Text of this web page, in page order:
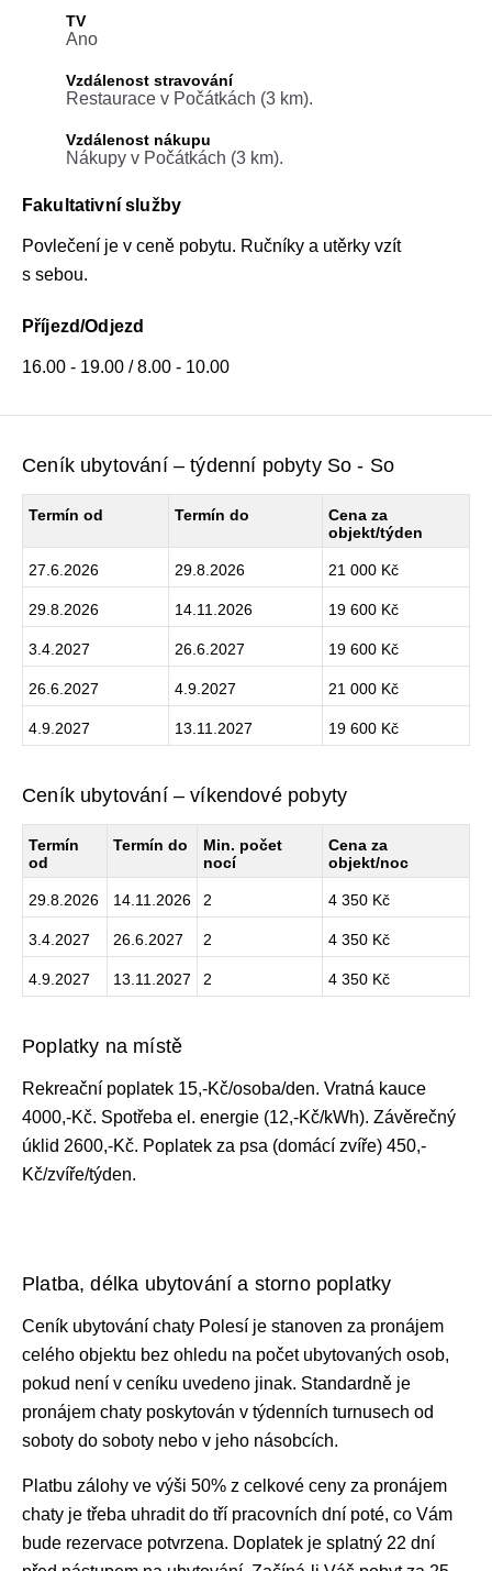
TV
Ano
Vzdálenost stravování
Restaurace v Počátkách (3 km).
Vzdálenost nákupu
Nákupy v Počátkách (3 km).
Fakultativní služby
Povlečení je v ceně pobytu. Ručníky a utěrky vzít
s sebou.
Příjezd/Odjezd
16.00 - 19.00 / 8.00 - 10.00
Ceník ubytování – týdenní pobyty So - So
Termín od Termín do
Cena za
objekt/týden
27.6.2026 29.8.2026 21 000 Kč
29.8.2026 14.11.2026 19 600 Kč
3.4.2027 26.6.2027 19 600 Kč
26.6.2027 4.9.2027 21 000 Kč
4.9.2027 13.11.2027 19 600 Kč
Ceník ubytování – víkendové pobyty
Termín
od
Termín do
Min. počet
nocí
Cena za
objekt/noc
29.8.2026 14.11.2026 2 4 350 Kč
3.4.2027 26.6.2027 2 4 350 Kč
4.9.2027 13.11.2027 2 4 350 Kč
Poplatky na místě
Rekreační poplatek 15,-Kč/osoba/den. Vratná kauce
4000,-Kč. Spotřeba el. energie (12,-Kč/kWh). Závěrečný
úklid 2600,-Kč. Poplatek za psa (domácí zvíře) 450,-
Kč/zvíře/týden.
Platba, délka ubytování a storno poplatky
Ceník ubytování chaty Polesí je stanoven za pronájem
celého objektu bez ohledu na počet ubytovaných osob,
pokud není v ceníku uvedeno jinak. Standardně je
pronájem chaty poskytován v týdenních turnusech od
soboty do soboty nebo v jeho násobcích.
Platbu zálohy ve výši 50% z celkové ceny za pronájem
chaty je třeba uhradit do tří pracovních dní poté, co Vám
bude rezervace potvrzena. Doplatek je splatný 22 dní